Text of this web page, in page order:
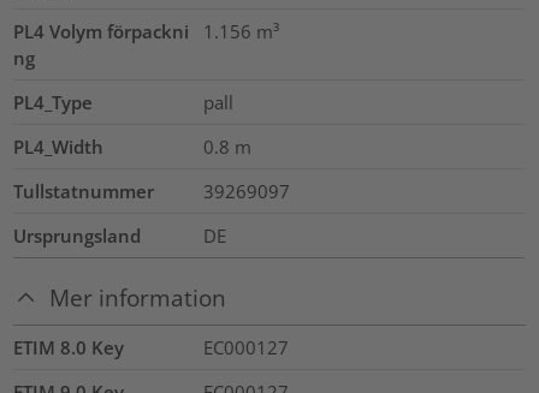
PL4 Volym förpackni
ng
1.156 m³
PL4_Type
pall
PL4_Width
0.8 m
Tullstatnummer
39269097
Ursprungsland
DE
Mer information
ETIM 8.0 Key
EC000127